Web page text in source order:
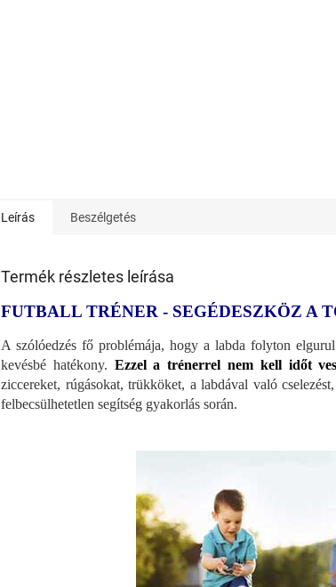
Leírás Beszélgetés
Termék részletes leírása
FUTBALL TRÉNER - SEGÉDESZKÖZ A
A szólóedzés fő problémája, hogy a labda folyton
kevésbé hatékony. Ezzel a trénerrel nem kell időt
ziccereket, rúgásokat, trükköket, a labdával való
felbecsülhetetlen segítség gyakorlás során.